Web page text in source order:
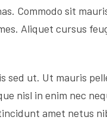
Commodo sit
Aliquet cursus
sed ut. Ut mauris
nisl in enim nec
amet netus